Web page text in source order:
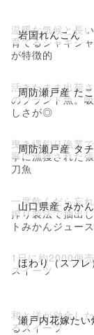
岩国れんこん
温暖な気候と長
育てるシャキシ
が特徴的
周防瀬戸産 たこ
活きたまま出荷
のブランド魚。
しさが◎
周防瀬戸産 タ
曳き縄釣り漁業
寧に漁獲された
刀魚
山口県産 みか
一度飲んだら忘
搾り製法で抽出
トみかんジュース
ほわり（スフレ
1日に約2000個
スイーツ
瀬戸内花嫁たい
和と洋が融合し
るスイーツ